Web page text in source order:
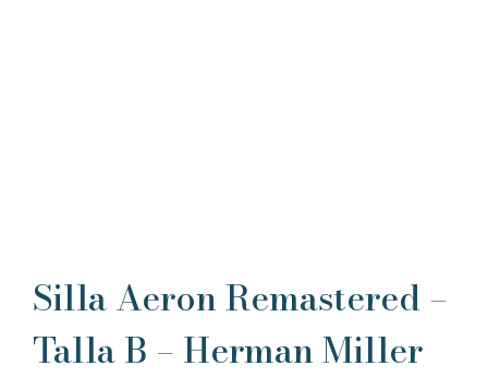
Silla Aeron Remastered –
Talla B – Herman Miller